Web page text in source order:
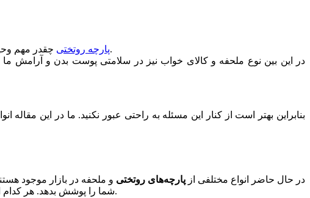
پارچه روتختیچقدر مهم وحیاتی است. همه ما انسان‌ها به طور متوسط در طول شبانه روز نیاز به 8 ساعت استراحت نداریم. این مسئله به خوبی نشان می‌دهد.
در این بین نوع ملحفه و کالای خواب نیز در سلامتی پوست بدن و آرامش ما
بنابراین بهتر است از کنار این مسئله به راحتی عبور نکنید. ما در این
در حال حاضر انواع مختلفی از پارچه‌های روتختی و ملحفه در بازار موجود
شما را پوشش بدهد. هر کدام از این ملحفه‌ها نیز با ویژگی‌های خاص خود قیمت‌های متفاوتی دارند. در ادامه این پارچه‌ها را در یک دسته بندی کلی بررسی می‌کنیم.